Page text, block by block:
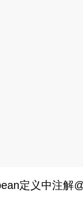
定义中注解